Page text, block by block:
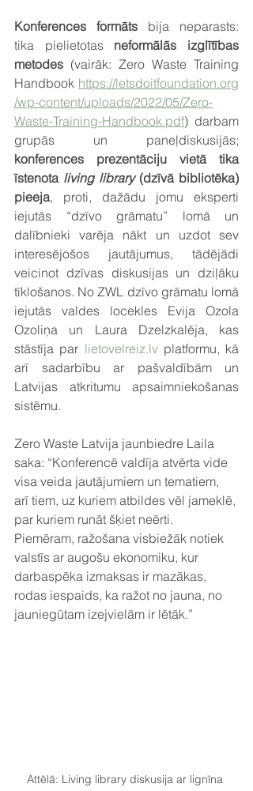
Konferences formāts bija neparasts:
tika pielietotas neformālās izglītības
metodes (vairāk: Zero Waste Training
Handbook https://letsdoitfoundation.org
/wp-content/uploads/2022/05/Zero-
Waste-Training-Handbook.pdf) darbam
konferences prezentāciju vietā tika
īstenota living library (dzīvā bibliotēka)
pieeja, proti, dažādu jomu eksperti
iejutās “dzīvo grāmatu” lomā un
dalībnieki varēja nākt un uzdot sev
interesējošos jautājumus, tādējādi
veicinot dzīvas diskusijas un dziļāku
tīklošanos. No ZWL dzīvo grāmatu lomā
iejutās valdes locekles Evija Ozola
Ozoliņa un Laura Dzelzkalēja, kas
stāstīja par lietovelreiz.lv platformu, kā
arī sadarbību ar pašvaldībām un
Latvijas atkritumu apsaimniekošanas
sistēmu.
Zero Waste Latvija jaunbiedre Laila
saka: “Konferencē valdīja atvērta vide
visa veida jautājumiem un tematiem,
arī tiem, uz kuriem atbildes vēl jameklē,
par kuriem runāt šķiet neērti.
Piemēram, ražošana visbiežāk notiek
valstīs ar augošu ekonomiku, kur
darbaspēka izmaksas ir mazākas,
rodas iespaids, ka ražot no jauna, no
jauniegūtam izejvielām ir lētāk.”
Attēlā: Living library diskusija ar lignīna